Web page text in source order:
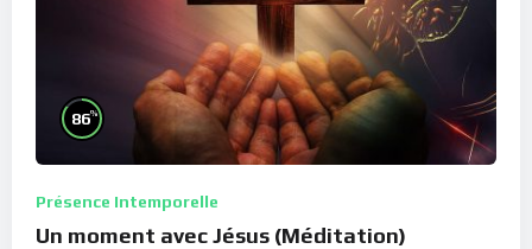
86%
Présence Intemporelle
Un moment avec Jésus (Méditation)